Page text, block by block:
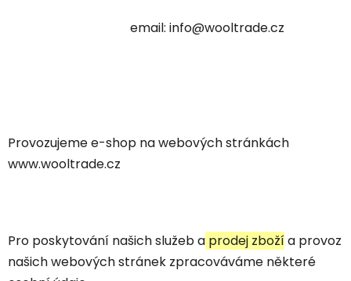
email: info@wooltrade.cz
Provozujeme e-shop na webových stránkách
www.wooltrade.cz
Pro poskytování našich služeb a prodej zbožía provoz
našich webových stránek zpracováváme některé